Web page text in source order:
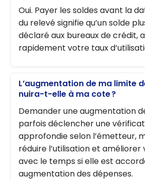
Oui. Payer les soldes avant la
du relevé signifie qu’un solde
déclaré aux bureaux de crédit,
rapidement votre taux
L’augmentation de ma limite
nuira-t-elle à ma cote ?
Demander une augmentation
parfois déclencher une
approfondie selon l’émetteur,
réduire l’utilisation et
avec le temps si elle est
augmentation des dépenses.